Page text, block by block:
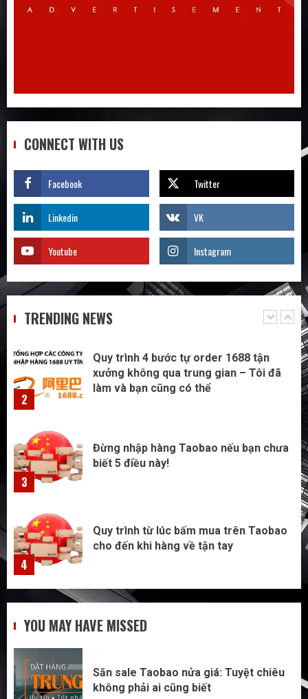
CONNECT WITH US
Facebook Twitter
Linkedin VK
Youtube Instagram
TRENDING NEWS
5
1
Săn sale Taobao nửa giá: Tuyệt chiêu
không phải ai cũng biết
2
xưởng không qua trung gian – Tôi đã
3
Đừng nhập hàng Taobao nếu bạn chưa
biết 5 điều này!
4
Quy trình từ lúc bấm mua trên Taobao
cho đến khi hàng về tận tay
5
Không biết tiếng Trung có tự đặt hàng
Trung Quốc được không?
1
không phải ai cũng biết
Quy trình 4 bước tự order 1688 tận
YOU MAY HAVE MISSED
Săn sale Taobao nửa giá: Tuyệt chiêu
không phải ai cũng biết